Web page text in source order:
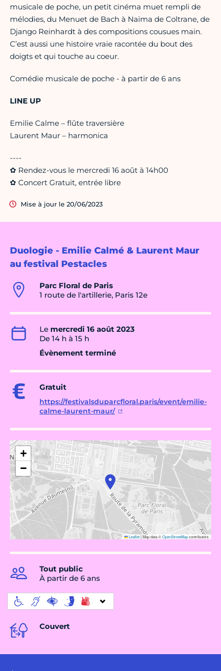
Duologie - Emilie Calmé & Laurent Maur
au festival Pestacles
Parc Floral de Paris
1 route de l'artillerie, Paris 12e
Le mercredi 16 août 2023
De 14 h à 15 h
Évènement terminé
Gratuit
https://festivalsduparcfloral.paris/event/emilie-
calme-laurent-maur/
+
−
Leaflet|Map data ©OpenStreetMapcontributors
Tout public
À partir de 6 ans
Couvert
musicale de poche, un petit cinéma muet rempli de
mélodies, du Menuet de Bach à Naïma de Coltrane, de
Django Reinhardt à des compositions cousues main.
C’est aussi une histoire vraie racontée du bout des
doigts et qui touche au coeur.
Comédie musicale de poche - à partir de 6 ans
LINE UP
Emilie Calme – flûte traversière
Laurent Maur – harmonica
----
✿ Rendez-vous le mercredi 16 août à 14h00
✿ Concert Gratuit, entrée libre
Mise à jour le 20/06/2023